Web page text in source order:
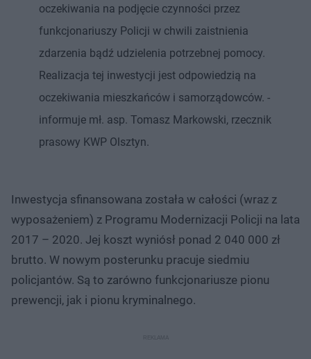
oczekiwania na podjęcie czynności przez
funkcjonariuszy Policji w chwili zaistnienia
zdarzenia bądź udzielenia potrzebnej pomocy.
Realizacja tej inwestycji jest odpowiedzią na
oczekiwania mieszkańców i samorządowców. -
informuje mł. asp. Tomasz Markowski, rzecznik
prasowy KWP Olsztyn.
Inwestycja sfinansowana została w całości (wraz z
wyposażeniem) z Programu Modernizacji Policji na lata
2017 – 2020. Jej koszt wyniósł ponad 2 040 000 zł
brutto. W nowym posterunku pracuje siedmiu
policjantów. Są to zarówno funkcjonariusze pionu
prewencji, jak i pionu kryminalnego.